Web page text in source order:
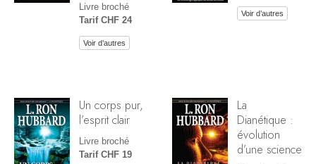
Livre broché
Tarif CHF 24
Voir d’autres
Voir d’autres
Un corps pur,
l’esprit clair
Livre broché
Tarif CHF 19
La
Dianétique :
évolution
d’une science